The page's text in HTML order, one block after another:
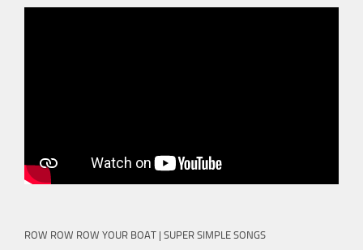
ROW ROW ROW YOUR BOAT | SUPER SIMPLE SONGS